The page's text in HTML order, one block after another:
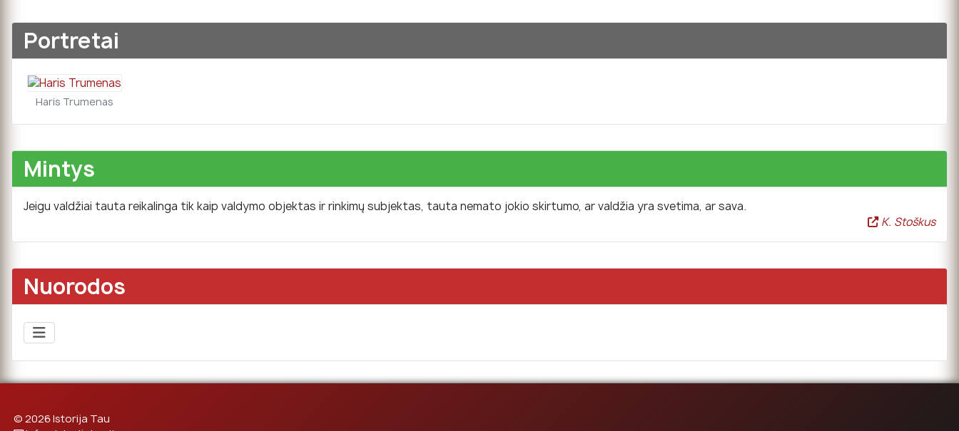
Portretai
Haris Trumenas
Mintys
Jeigu valdžiai tauta reikalinga tik kaip valdymo objektas ir rinkimų subjektas, tauta nemato jokio skirtumo, ar valdžia yra svetima, ar sava.
K. Stoškus
Nuorodos
© 2026 Istorija Tau